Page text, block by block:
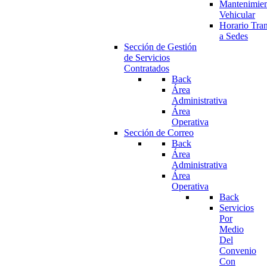
Vehicular
Horario
a Sedes
Sección de Gestión
de Servicios
Contratados
Back
Área
Administrativa
Área
Operativa
Sección de Correo
Back
Área
Administrativa
Área
Operativa
Back
Servicios
Por
Medio
Del
Convenio
Con